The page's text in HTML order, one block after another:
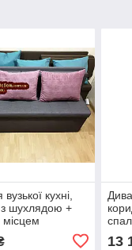
кухні,
шухлядою +
13